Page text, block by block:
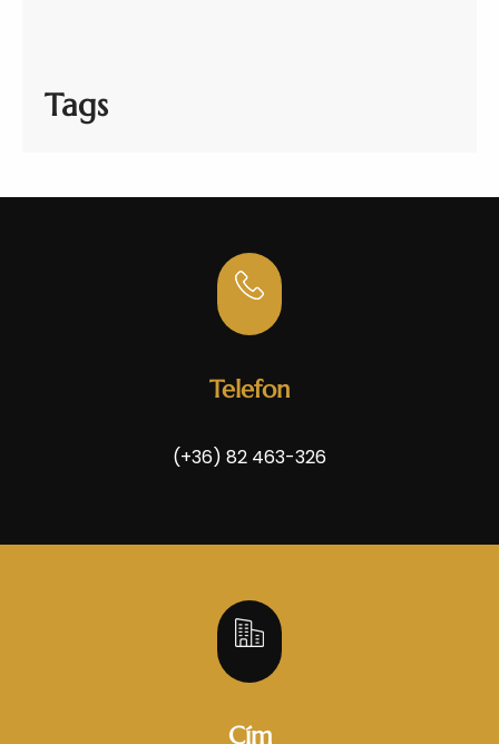
Tags
Telefon
(+36) 82 463-326
Cím